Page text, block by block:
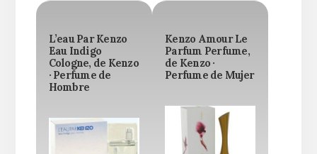
L’eau Par Kenzo
Eau Indigo
Cologne, de Kenzo
· Perfume de
Hombre
Kenzo Amour Le
Parfum Perfume,
de Kenzo ·
Perfume de Mujer